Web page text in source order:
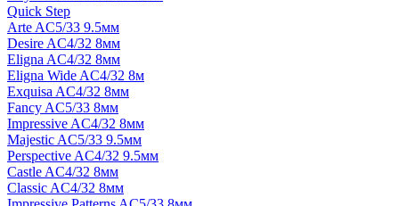
Quick Step
Arte AC5/33 9.5мм
Desire AC4/32 8мм
Eligna AC4/32 8мм
Eligna Wide AC4/32 8м
Exquisa AC4/32 8мм
Fancy AC5/33 8мм
Impressive AC4/32 8мм
Majestic AC5/33 9.5мм
Perspective AC4/32 9.5мм
Castle AC4/32 8мм
Classic AC4/32 8мм